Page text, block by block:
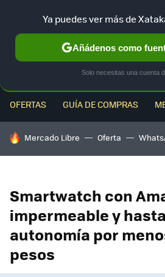
OFERTAS GUÍA DE COMPRAS
HOY SE HABLA DE
Mercado Libre Oferta
Smartwatch con
impermeable y
autonomía por
pesos
Ya puedes ver más de
Añádenos como
Solo necesitas una cuenta